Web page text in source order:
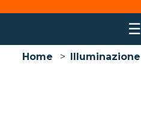
☰
Home > Illuminazione